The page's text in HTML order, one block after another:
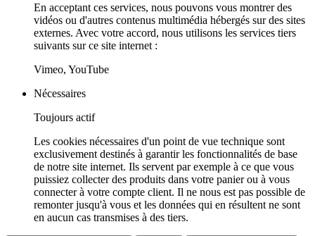
En acceptant ces services, nous pouvons vous montrer des
vidéos ou d'autres contenus multimédia hébergés sur des sites
externes. Avec votre accord, nous utilisons les services tiers
suivants sur ce site internet :
Vimeo, YouTube
Nécessaires
Toujours actif
Les cookies nécessaires d'un point de vue technique sont
exclusivement destinés à garantir les fonctionnalités de base
de notre site internet. Ils servent par exemple à ce que vous
puissiez collecter des produits dans votre panier ou à vous
connecter à votre compte client. Il ne nous est pas possible de
remonter jusqu'à vous et les données qui en résultent ne sont
en aucun cas transmises à des tiers.